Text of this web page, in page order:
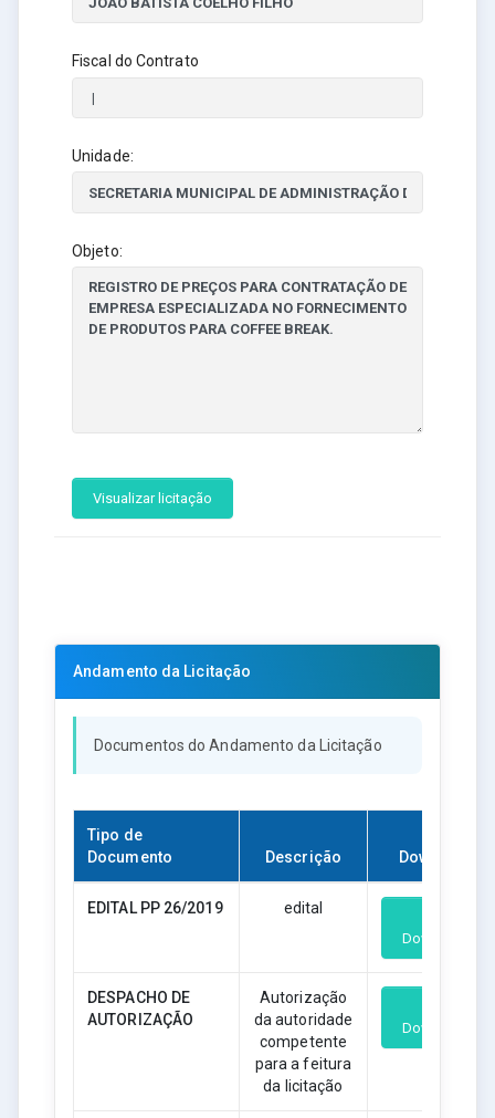
Fiscal do Contrato
Unidade:
Objeto:
Visualizar licitação
Andamento da Licitação
Documentos do Andamento da Licitação
Tipo de
Documento
Descrição Download
EDITAL PP 26/2019 edital
Download
DESPACHO DE
AUTORIZAÇÃO
Autorização
da autoridade
competente
para a feitura
da licitação
Download